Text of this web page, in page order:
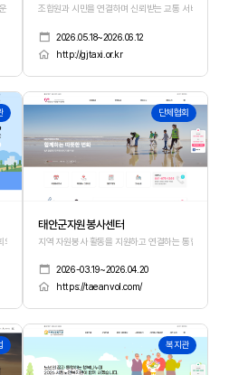
가능성을 제시합니다.
조합원과 시민을 연결하며 신뢰받는 교통 서비스를 만
2026.05.18~2026.06.12
http://gjtaxi.or.kr
와 함께 성장하는 공간
512 단체협회
태안군자원봉사센터
지역 자원봉사 활동을 지원하고 연결하는 통합 플랫폼
2026-03.19~2026.04.20
https://taeanvol.com/
510 복지관